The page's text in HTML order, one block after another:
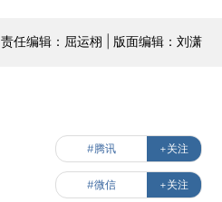
责任编辑：屈运栩 | 版面编辑：刘潇
#腾讯 +关注
#微信 +关注